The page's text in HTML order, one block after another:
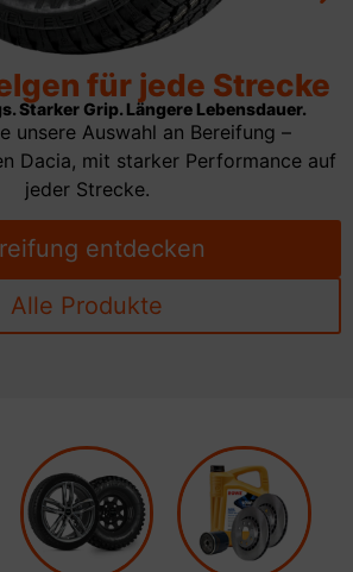
für jede Strecke
Starker Grip. Längere Lebensdauer.
unsere Auswahl an Bereifung –
Dacia, mit starker Performance auf
jeder Strecke.
entdecken
Alle Produkte